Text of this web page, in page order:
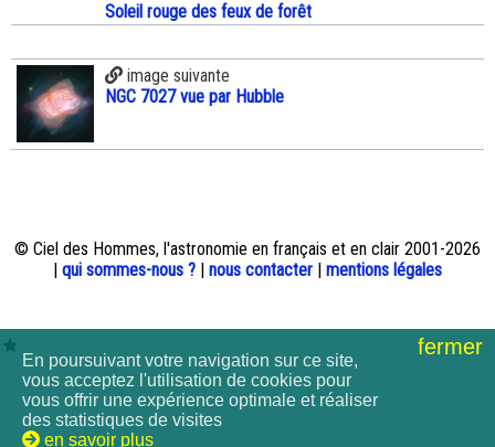
Soleil rouge des feux de forêt
image suivante
NGC 7027 vue par Hubble
© Ciel des Hommes, l'astronomie en français et en clair 2001-2026
| qui sommes-nous ? | nous contacter | mentions légales
fermer
En poursuivant votre navigation sur ce site,
vous acceptez l'utilisation de cookies pour
vous offrir une expérience optimale et réaliser
des statistiques de visites
en savoir plus